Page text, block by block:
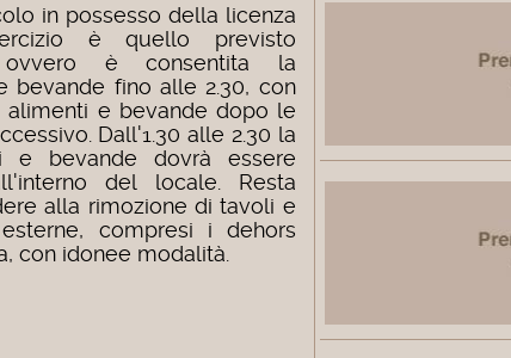
in possesso della licenza
è quello previsto
ovvero è consentita la
bevande fino alle 2.30, con
alimenti e bevande dopo le
Dall'1.30 alle 2.30 la
e bevande dovrà essere
del locale. Resta
alla rimozione di tavoli e
compresi i dehors
con idonee modalità.